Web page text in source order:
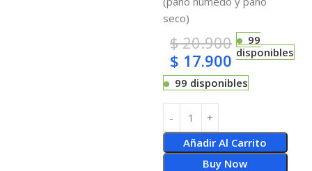
seco)
$20.900
$ 17.900
99
disponibles
99 disponibles
Añadir Al Carrito
Buy Now